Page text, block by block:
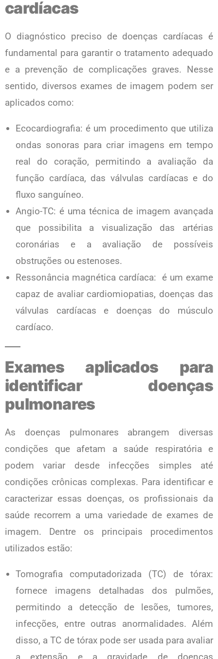
cardíacas
O diagnóstico preciso de doenças cardíacas é
fundamental para garantir o tratamento adequado
e a prevenção de complicações graves. Nesse
sentido, diversos exames de imagem podem ser
aplicados como:
Ecocardiografia: é um procedimento que utiliza
ondas sonoras para criar imagens em tempo
real do coração, permitindo a avaliação da
função cardíaca, das válvulas cardíacas e do
fluxo sanguíneo.
Angio-TC: é uma técnica de imagem avançada
que possibilita a visualização das artérias
coronárias e a avaliação de possíveis
obstruções ou estenoses.
Ressonância magnética cardíaca: é um exame
capaz de avaliar cardiomiopatias, doenças das
válvulas cardíacas e doenças do músculo
cardíaco.
Exames aplicados para
identificar doenças
pulmonares
As doenças pulmonares abrangem diversas
condições que afetam a saúde respiratória e
podem variar desde infecções simples até
condições crônicas complexas. Para identificar e
caracterizar essas doenças, os profissionais da
saúde recorrem a uma variedade de exames de
imagem. Dentre os principais procedimentos
utilizados estão:
Tomografia computadorizada (TC) de tórax:
fornece imagens detalhadas dos pulmões,
permitindo a detecção de lesões, tumores,
infecções, entre outras anormalidades. Além
disso, a TC de tórax pode ser usada para avaliar